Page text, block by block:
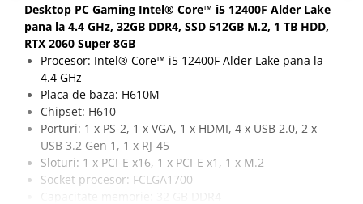
Desktop PC Gaming Intel® Core™ i5 12400F Alder Lake
pana la 4.4 GHz, 32GB DDR4, SSD 512GB M.2, 1 TB HDD,
RTX 2060 Super 8GB
Procesor: Intel® Core™ i5 12400F Alder Lake pana la
4.4 GHz
Placa de baza: H610M
Chipset: H610
Porturi: 1 x PS-2, 1 x VGA, 1 x HDMI, 4 x USB 2.0, 2 x
USB 3.2 Gen 1, 1 x RJ-45
Sloturi: 1 x PCI-E x16, 1 x PCI-E x1, 1 x M.2
Socket procesor: FCLGA1700